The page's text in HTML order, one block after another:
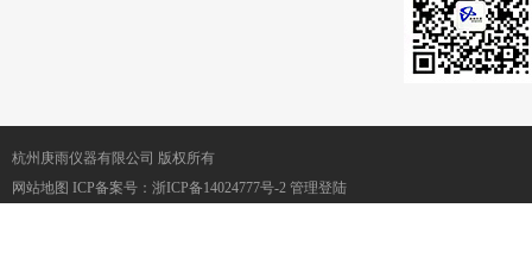
杭州庚雨仪器有限公司 版权所有
网站地图 ICP备案号： 浙ICP备14024777号-2 管理登陆